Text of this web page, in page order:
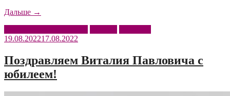
Дальше «Изменения
штабе
→
19.08.202217.08.2022
Поздравляем Виталия Павловича с
юбилеем!